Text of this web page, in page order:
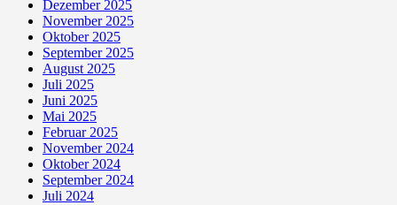
Dezember 2025
November 2025
Oktober 2025
September 2025
August 2025
Juli 2025
Juni 2025
Mai 2025
Februar 2025
November 2024
Oktober 2024
September 2024
Juli 2024